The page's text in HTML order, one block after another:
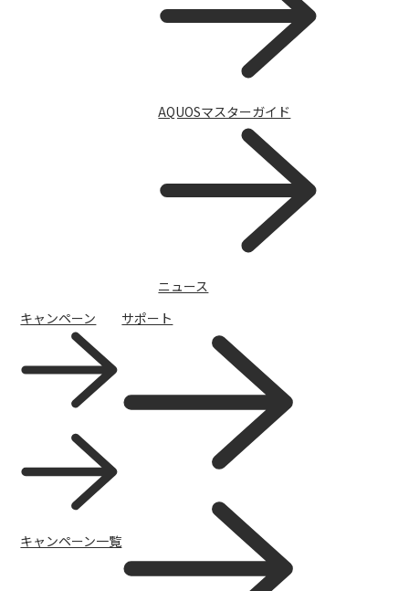
AQUOSマスターガイド
ニュース
キャンペーン
キャンペーン一覧
サポート